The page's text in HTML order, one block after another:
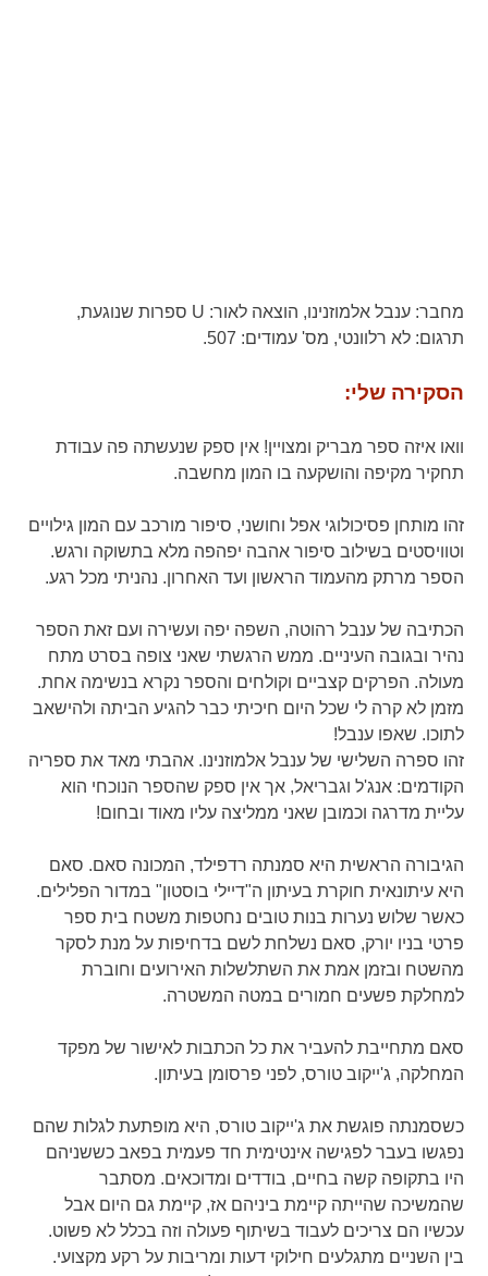
מחבר:ענבל אלמוזנינו, הוצאה לאור:
תרגום: לא רלוונטי, מס' עמודים:
הסקירה שלי:
וואו איזה ספר מבריק ומצויין! אין ספק שנעשתה פה עבודת
תחקיר מקיפה והושקעה בו המון מחשבה.
זהו מותחן פסיכולוגי אפל וחושני, סיפור מורכב עם המון גילויים
וטוויסטים בשילוב סיפור אהבה יפהפה מלא בתשוקה ורגש.
הספר מרתק מהעמוד הראשון ועד האחרון. נהניתי מכל רגע.
הכתיבה של ענבל רהוטה, השפה יפה ועשירה ועם זאת הספר
נהיר ובגובה העיניים. ממש הרגשתי שאני צופה בסרט מתח
מעולה. הפרקים קצביים וקולחים והספר נקרא בנשימה אחת.
מזמן לא קרה לי שכל היום חיכיתי כבר להגיע הביתה ולהישאב
לתוכו. שאפו ענבל!
זהו ספרה השלישי של ענבל אלמוזנינו. אהבתי מאד את ספריה
הקודמים: אנג'ל וגבריאל, אך אין ספק שהספר הנוכחי הוא
עליית מדרגה וכמובן שאני ממליצה עליו מאוד ובחום!
הגיבורה הראשית היא סמנתה רדפילד, המכונה סאם. סאם
היא עיתונאית חוקרת בעיתון ה"דיילי בוסטון" במדור הפלילים.
כאשר שלוש נערות בנות טובים נחטפות משטח בית ספר
פרטי בניו יורק, סאם נשלחת לשם בדחיפות על מנת לסקר
מהשטח ובזמן אמת את השתלשלות האירועים וחוברת
למחלקת פשעים חמורים במטה המשטרה.
סאם מתחייבת להעביר את כל הכתבות לאישור של מפקד
המחלקה, ג'ייקוב טורס, לפני פרסומן בעיתון.
כשסמנתה פוגשת את ג'ייקוב טורס, היא מופתעת לגלות שהם
נפגשו בעבר לפגישה אינטימית חד פעמית בפאב כששניהם
היו בתקופה קשה בחיים, בודדים ומדוכאים. מסתבר
שהמשיכה שהייתה קיימת ביניהם אז, קיימת גם היום אבל
עכשיו הם צריכים לעבוד בשיתוף פעולה וזה בכלל לא פשוט.
בין השניים מתגלעים חילוקי דעות ומריבות על רקע מקצועי.